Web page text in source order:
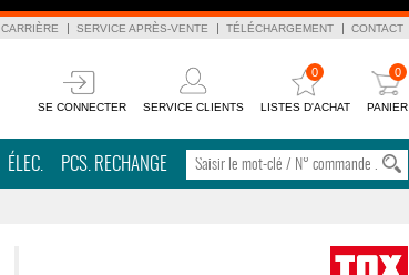
CARRIÈRE SERVICE APRÈS-VENTE TÉLÉCHARGEMENT CONTACT
SE CONNECTER SERVICE CLIENTS
0
LISTES D'ACHAT
0
PANIER
ÉLEC. PCS. RECHANGE